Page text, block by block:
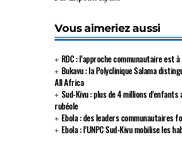
Vous aimeriez aussi
RDC : l’approche communautaire est
Bukavu : la Polyclinique Salama
All Africa
Sud-Kivu : plus de 4 millions
rubéole
Ebola : des leaders communautaires
Ebola : l’UNPC Sud-Kivu mobilise les